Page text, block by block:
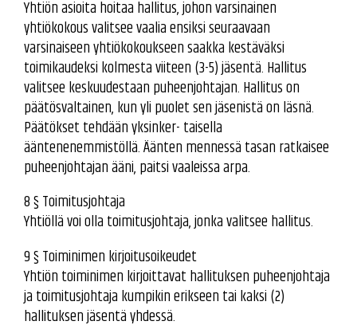
Yhtiön asioita hoitaa hallitus, johon varsinainen
yhtiökokous valitsee vaalia ensiksi seuraavaan
varsinaiseen yhtiökokoukseen saakka kestäväksi
toimikaudeksi kolmesta viiteen (3-5) jäsentä. Hallitus
valitsee keskuudestaan puheenjohtajan. Hallitus on
päätösvaltainen, kun yli puolet sen jäsenistä on läsnä.
Päätökset tehdään yksinker- taisella
ääntenenemmistöllä. Äänten mennessä tasan ratkaisee
puheenjohtajan ääni, paitsi vaaleissa arpa.
8 § Toimitusjohtaja
Yhtiöllä voi olla toimitusjohtaja, jonka valitsee hallitus.
9 § Toiminimen kirjoitusoikeudet
Yhtiön toiminimen kirjoittavat hallituksen puheenjohtaja
ja toimitusjohtaja kumpikin erikseen tai kaksi (2)
hallituksen jäsentä yhdessä.